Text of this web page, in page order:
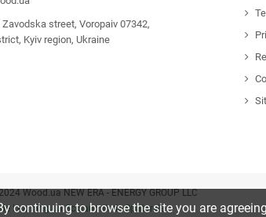
street, Voropaiv 07342,
Kyiv region, Ukraine
Wood.ua NEW ERA - ENERGY GROUP LLC
Learning.ua Schlaumik.de Spatar.de
continuing to browse the site you are